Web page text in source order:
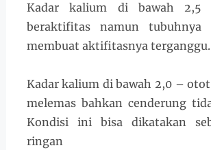
Kadar kalium di bawah
beraktifitas namun tubuhnya
membuat aktifitasnya terganggu.
Kadar kalium di bawah 2,0 –
melemas bahkan cenderung
Kondisi ini bisa dikatakan
ringan